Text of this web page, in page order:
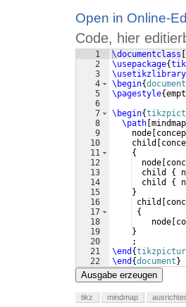
Open in Online-
Code, hier
1
2
3
4
5
6
7
8
9
10
11
12
13
14
15
16
17
18
19
20
21
22
\documentclass
\usepackage{
\usetikzlibrary
\begin{document
\pagestyle{
\begin{
\path
    node
    child
{
  node
  child
{
  child
{
}
child
{
    node
}
    ;
\end {
\end {document }
Ausgabe erzeugen
tikz mindmap